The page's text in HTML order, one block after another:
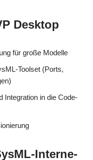
Desktop
für große Modelle
Toolset (Ports,
Integration in die Code-
Interne-